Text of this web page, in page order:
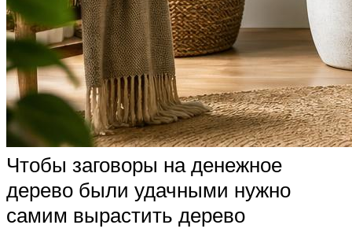
Чтобы заговоры на денежное
дерево были удачными нужно
самим вырастить дерево